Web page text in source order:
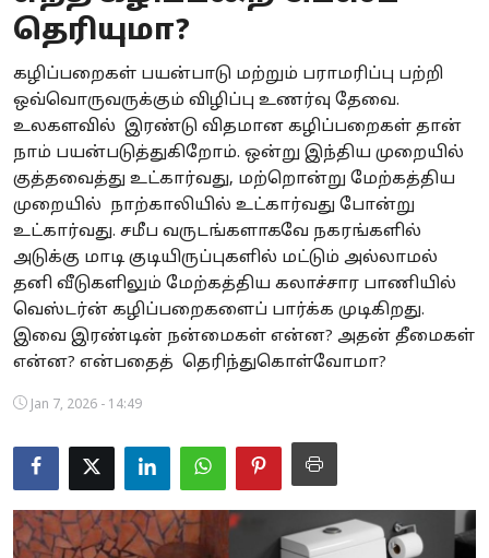
Business
Crime
Tamilnadu
National
World
Astrology
Spirituality
Weather
Politics
தெரியுமா?
கழிப்பறைகள் பயன்பாடு மற்றும் பராமரிப்பு பற்றி
ஒவ்வொருவருக்கும் விழிப்பு உணர்வு தேவை.
உலகளவில் இரண்டு விதமான கழிப்பறைகள் தான்
நாம் பயன்படுத்துகிறோம். ஒன்று இந்திய முறையில்
குத்தவைத்து உட்கார்வது, மற்றொன்று மேற்கத்திய
முறையில் நாற்காலியில் உட்கார்வது போன்று
உட்கார்வது. சமீப வருடங்களாகவே நகரங்களில்
அடுக்கு மாடி குடியிருப்புகளில் மட்டும் அல்லாமல்
தனி வீடுகளிலும் மேற்கத்திய கலாச்சார பாணியில்
வெஸ்டர்ன் கழிப்பறைகளைப் பார்க்க முடிகிறது.
இவை இரண்டின் நன்மைகள் என்ன? அதன் தீமைகள்
என்ன? என்பதைத் தெரிந்துகொள்வோமா?
Jan 7, 2026 - 14:49